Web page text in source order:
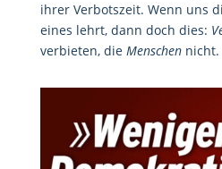
ihrer Verbotszeit. Wenn uns
eines lehrt, dann doch dies:
verbieten, die Menschennicht.